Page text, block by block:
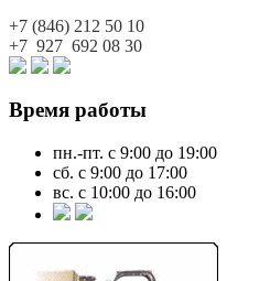
+7 (846) 212 50 10
+7 927 692 08 30
Время работы
пн.-пт. с 9:00 до 19:00
сб. с 9:00 до 17:00
вс. с 10:00 до 16:00